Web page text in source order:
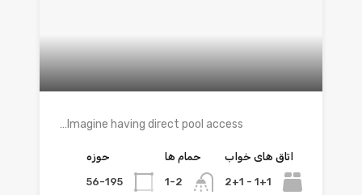
Imagine having direct pool access…
اتاق های خواب
1+1 - 2+1
حمام ها
1-2
حوزه
56-195